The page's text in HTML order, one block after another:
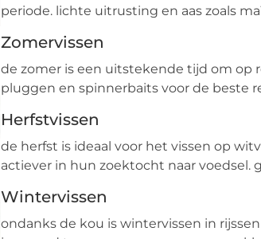
periode. lichte uitrusting en aas zoals
Zomervissen
de zomer is een uitstekende tijd om op
pluggen en spinnerbaits voor de beste
Herfstvissen
de herfst is ideaal voor het vissen op
actiever in hun zoektocht naar voedsel.
Wintervissen
ondanks de kou is wintervissen in